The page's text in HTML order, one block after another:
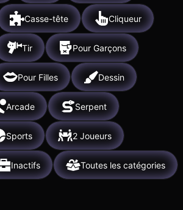
Casse-tête Cliqueur
Tir Pour Garçons
Pour Filles Dessin
Arcade Serpent
Sports 2 Joueurs
Inactifs Toutes les catégories